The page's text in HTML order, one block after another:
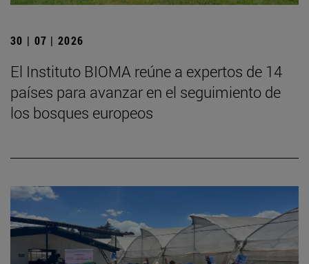
30 | 07 | 2026
El Instituto BIOMA reúne a expertos de 14
países para avanzar en el seguimiento de
los bosques europeos